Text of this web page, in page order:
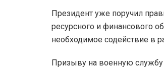
Президент уже поручил
ресурсного и финансового
необходимое содействие в
Призыву на военную службу